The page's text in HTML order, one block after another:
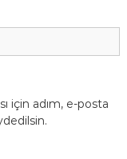
için adım, e-posta